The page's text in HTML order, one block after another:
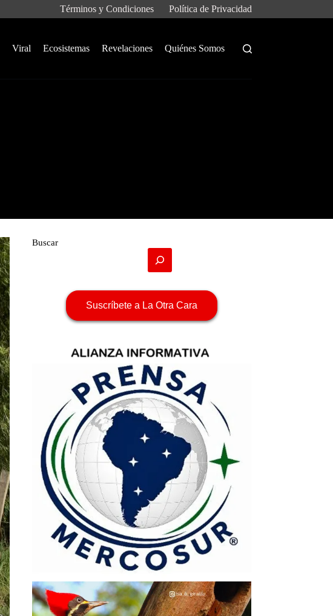
Términos y Condiciones Política de Privacidad
Viral Ecosistemas Revelaciones Quiénes Somos
Buscar
Suscríbete a La Otra Cara